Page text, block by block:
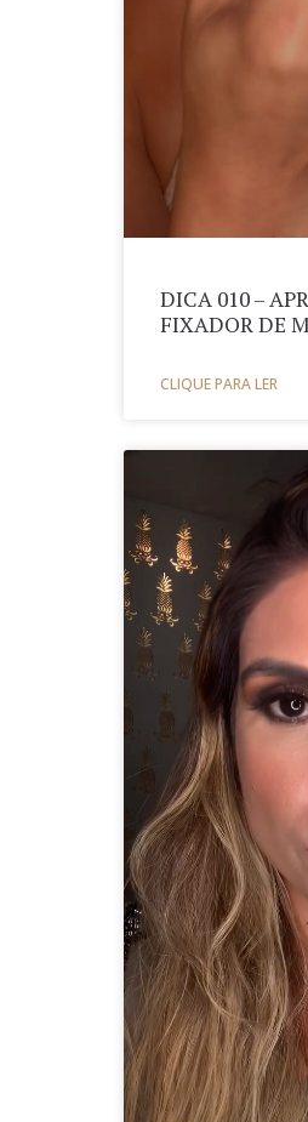
DICA 010 –
FIXADOR DE
CLIQUE PARA LER